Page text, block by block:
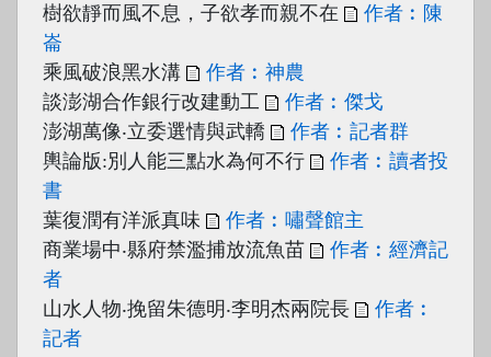
樹欲靜而風不息，子欲孝而親不在
作者︰陳
崙
乘風破浪黑水溝
作者︰神農
談澎湖合作銀行改建動工
作者︰傑戈
澎湖萬像‧立委選情與武轎
作者︰記者群
輿論版:別人能三點水為何不行
作者︰讀者投
書
葉復潤有洋派真味
作者︰嘯聲館主
商業場中‧縣府禁濫捕放流魚苗
作者︰經濟記
者
山水人物‧挽留朱德明‧李明杰兩院長
作者︰
記者